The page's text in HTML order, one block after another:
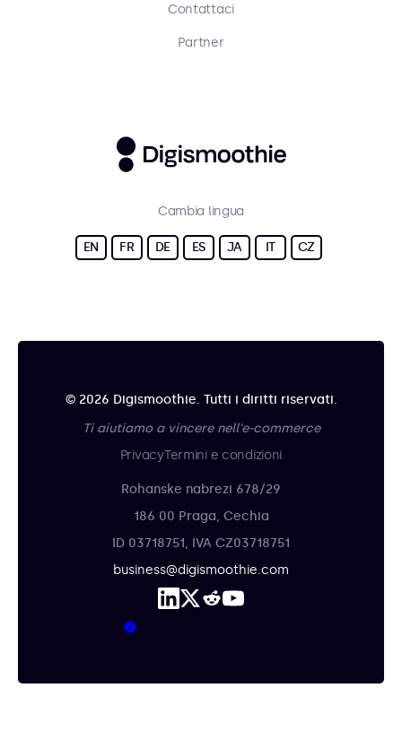
Contattaci
Partner
Cambia lingua
EN FR DE ES JA IT CZ
© 2026 Digismoothie. Tutti i diritti riservati.
Ti aiutiamo a vincere nell'e-commerce
PrivacyTermini e condizioni
Rohanske nabrezi 678/29
186 00 Praga, Cechia
ID 03718751, IVA CZ03718751
business@digismoothie.com